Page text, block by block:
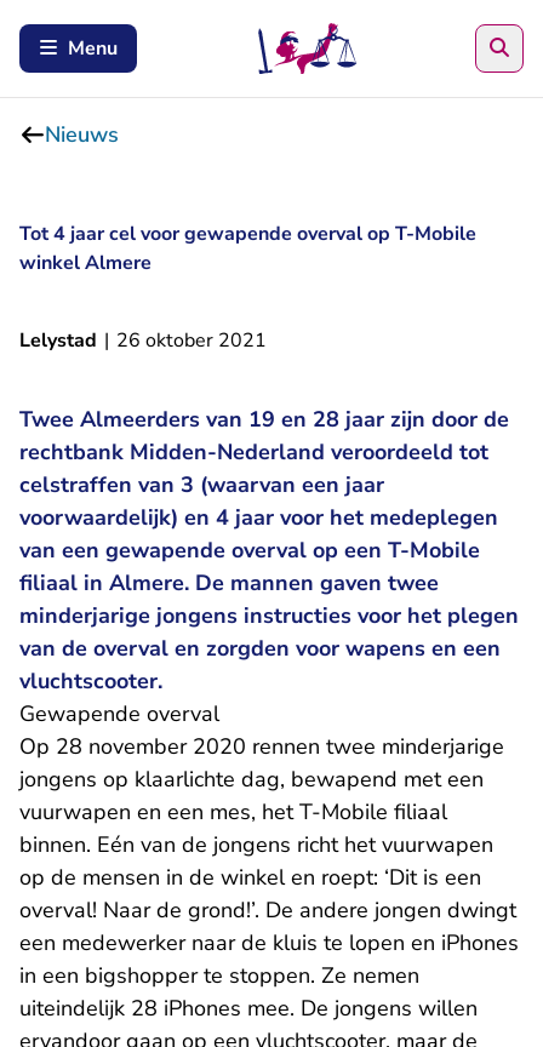
Menu
Nieuws
Tot 4 jaar cel voor gewapende overval op T-Mobile
winkel Almere
Lelystad | 26 oktober 2021
Twee Almeerders van 19 en 28 jaar zijn door de
rechtbank Midden-Nederland veroordeeld tot
celstraffen van 3 (waarvan een jaar
voorwaardelijk) en 4 jaar voor het medeplegen
van een gewapende overval op een T-Mobile
filiaal in Almere. De mannen gaven twee
minderjarige jongens instructies voor het plegen
van de overval en zorgden voor wapens en een
vluchtscooter.
Gewapende overval
Op 28 november 2020 rennen twee minderjarige
jongens op klaarlichte dag, bewapend met een
vuurwapen en een mes, het T-Mobile filiaal
binnen. Eén van de jongens richt het vuurwapen
op de mensen in de winkel en roept: ‘Dit is een
overval! Naar de grond!’. De andere jongen dwingt
een medewerker naar de kluis te lopen en iPhones
in een bigshopper te stoppen. Ze nemen
uiteindelijk 28 iPhones mee. De jongens willen
ervandoor gaan op een vluchtscooter, maar de